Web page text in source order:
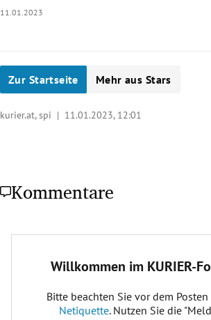
11.01.2023
Zur Startseite Mehr aus Stars
kurier.at, spi | 11.01.2023, 12:01
Kommentare